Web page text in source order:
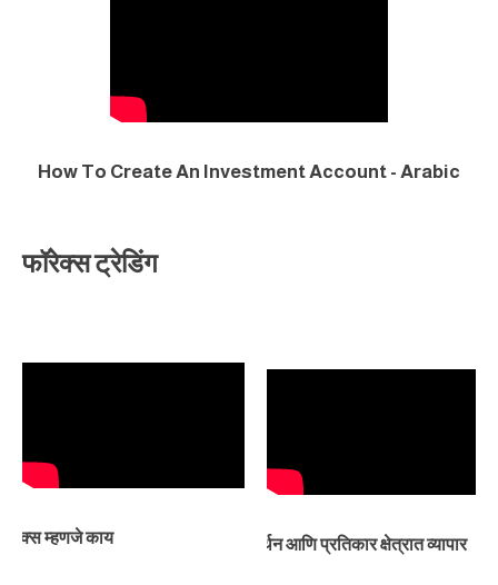
How To Create An Investment Account - Arabic
फॉरेक्स ट्रेडिंग
म्हणजे काय समर्थन आणि प्रतिकार क्षेत्रात व्यापार